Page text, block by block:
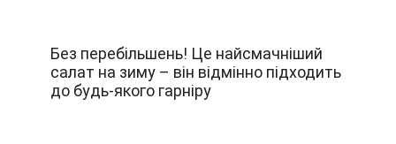
Без перебільшень! Це найсмачніший
салат на зиму – він відмінно підходить
до будь-якого гарніру